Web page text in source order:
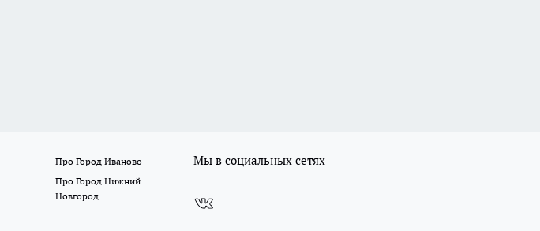
Про Город Иваново
Про Город Нижний
Новгород
Мы в социальных сетях